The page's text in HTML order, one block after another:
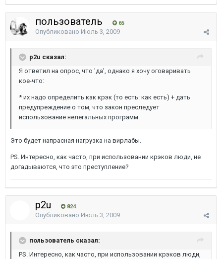
пользователь 65
Опубликовано Июль 3, 2009
p2u сказал:
Я ответил на опрос, что 'да', однако я хочу оговаривать
кое-что:
* их надо определить как крэк (то есть: как есть) + дать
предупреждение о том, что закон преследует
использование нелегальных программ.
Это будет напрасная нагрузка на вирлабы.
PS. Интересно, как часто, при использовании крэков люди, не
догадываются, что это преступление?
p2u 824
Опубликовано Июль 3, 2009
пользователь сказал:
PS. Интересно, как часто, при использовании крэков люди,